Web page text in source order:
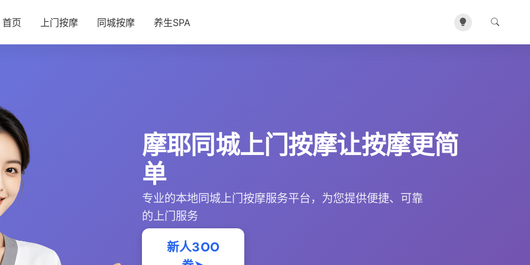
首页 上门按摩 同城按摩 养生SPA
摩耶同城上门按摩让按摩更简
单
专业的本地同城上门按摩服务平台，为您提供便捷、可靠
的上门服务
新人3OO